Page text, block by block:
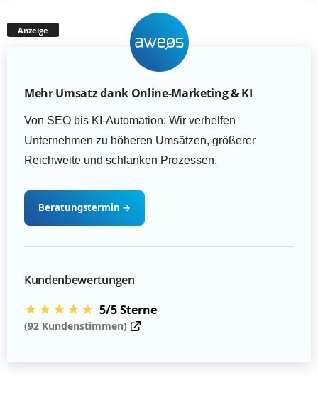
Anzeige
Mehr Umsatz dank Online-Marketing & KI
Von SEO bis KI-Automation: Wir verhelfen
Unternehmen zu höheren Umsätzen, größerer
Reichweite und schlanken Prozessen.
Beratungstermin →
Kundenbewertungen
★★★★★ 5/5 Sterne
(92 Kundenstimmen)